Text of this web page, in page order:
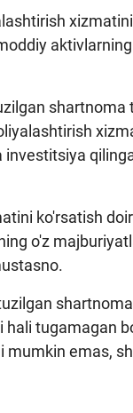
shartnoma
ko'rsatish
o'z
tugamagan
mumkin emas,